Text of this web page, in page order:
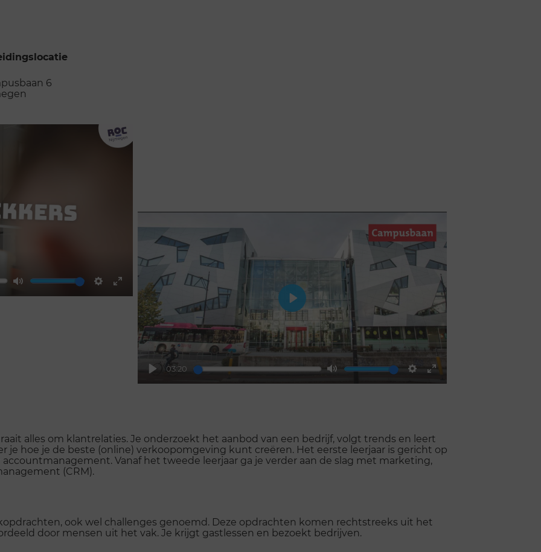
6
de opleidingslocatie
Mute Settings
Enter
fullscreen
Play
03:20
Mute Settings
Enter
Play
alles om klantrelaties. Je onderzoekt het aanbod van een bedrijf, volgt trends en leert
je hoe je de beste (online) verkoopomgeving kunt creëren. Het eerste leerjaar is gericht op
Vanaf het tweede leerjaar ga je verder aan de slag met marketing,
(CRM).
ook wel challenges genoemd. Deze opdrachten komen rechtstreeks uit het
door mensen uit het vak. Je krijgt gastlessen en bezoekt bedrijven.